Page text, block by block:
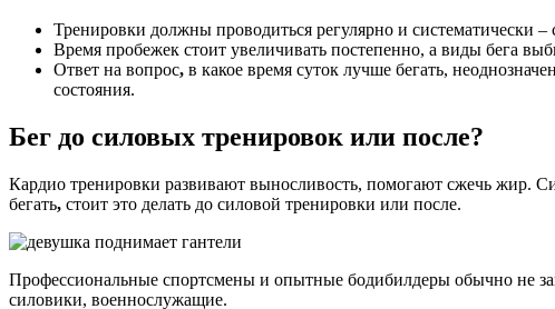
Тренировки должны проводиться регулярно и систематически –
Время пробежек стоит увеличивать постепенно, а виды бега
Ответ на вопрос, в какое время суток лучше бегать,
состояния.
Бег до силовых тренировок или после?
Кардио тренировки развивают выносливость, помогают сжечь жир.
бегать, стоит это делать до силовой тренировки или после.
Профессиональные спортсмены и опытные бодибилдеры обычно не
силовики, военнослужащие.